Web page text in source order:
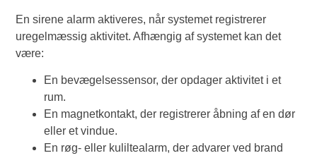
En sirene alarm aktiveres, når systemet registrerer
uregelmæssig aktivitet. Afhængig af systemet kan det
være:
En bevægelsessensor, der opdager aktivitet i et
rum.
En magnetkontakt, der registrerer åbning af en dør
eller et vindue.
En røg- eller kuliltealarm, der advarer ved brand